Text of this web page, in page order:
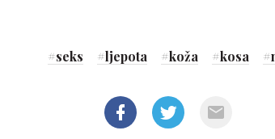
#seks #ljepota #koža #kosa #